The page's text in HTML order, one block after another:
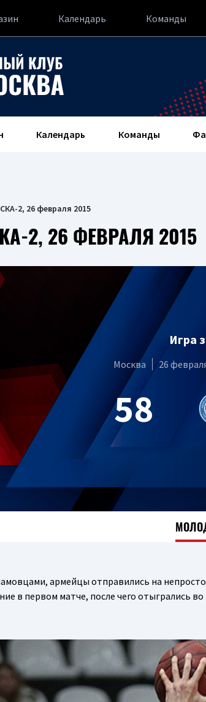
Календарь Команды
Календарь Команды
2, 26 февраля 2015
2, 26 ФЕВРАЛЯ 2015
Игра
Москва 26
58
армейцы отправились на
в первом матче, после чего отыгрались